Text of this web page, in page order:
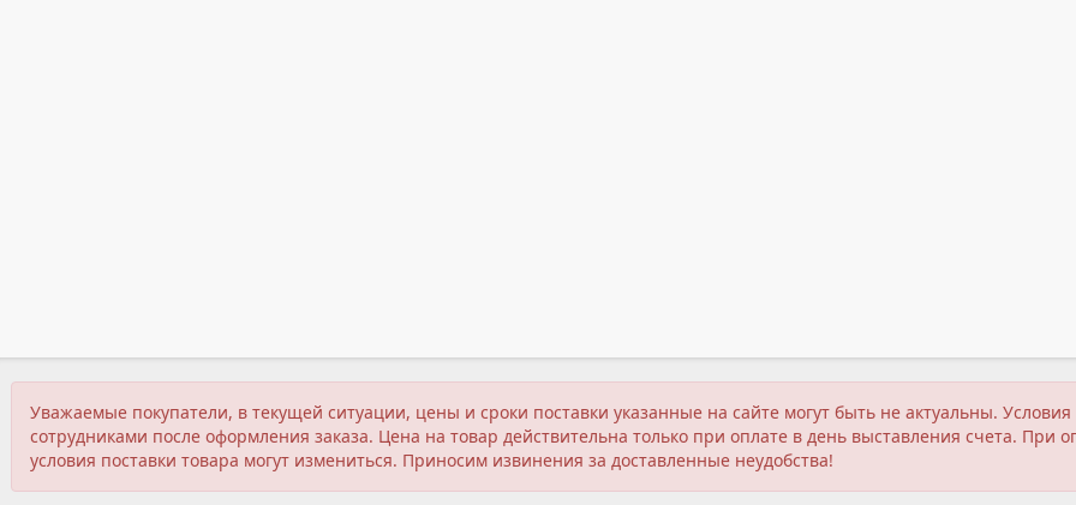
Уважаемые покупатели, в текущей ситуации, цены и сроки поставки указанные на сайте могут быть не актуальны.
сотрудниками после оформления заказа. Цена на товар действительна только при оплате в день выставления счета.
условия поставки товара могут измениться. Приносим извинения за доставленные неудобства!